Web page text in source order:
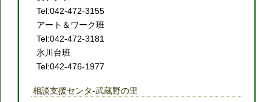
Tel:042-472-3155
アート＆ワーク班
Tel:042-472-3181
氷川台班
Tel:042-476-1977
相談支援センタ-武蔵野の里